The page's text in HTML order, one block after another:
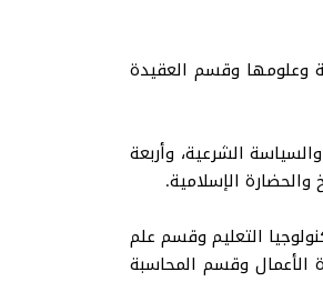
وعلومها وقسم العقيدة
الشرعية، وأربعة
الإسلامية.
التعليم وقسم علم
الأعمال وقسم المحاسبة